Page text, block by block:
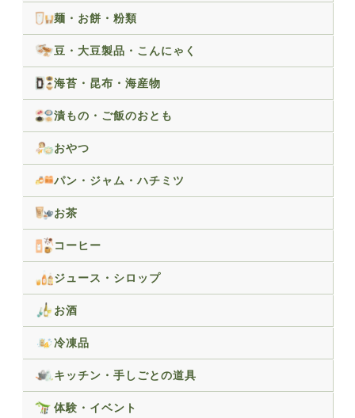
麺・お餅・粉類
豆・大豆製品・こんにゃく
海苔・昆布・海産物
漬もの・ご飯のおとも
おやつ
パン・ジャム・ハチミツ
お茶
コーヒー
ジュース・シロップ
お酒
冷凍品
キッチン・手しごとの道具
体験・イベント